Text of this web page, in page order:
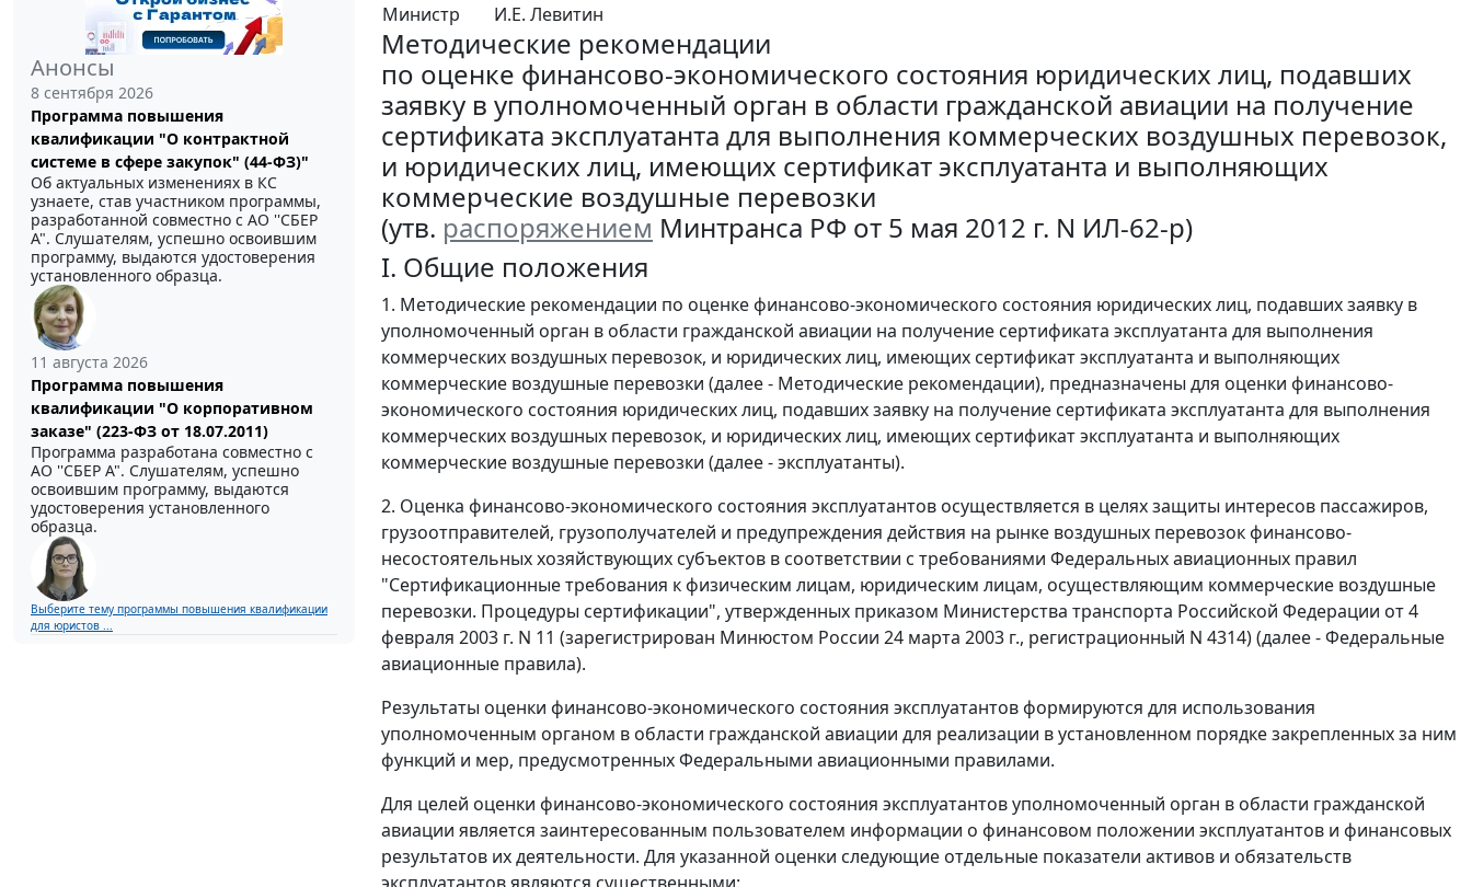
Анонсы
8 сентября 2026
Программа повышения
квалификации "О контрактной
системе в сфере закупок" (44-ФЗ)"
Об актуальных изменениях в КС
узнаете, став участником программы,
разработанной совместно с АО ''СБЕР
А". Слушателям, успешно освоившим
программу, выдаются удостоверения
установленного образца.
11 августа 2026
Программа повышения
квалификации "О корпоративном
заказе" (223-ФЗ от 18.07.2011)
Программа разработана совместно с
АО ''СБЕР А". Слушателям, успешно
освоившим программу, выдаются
удостоверения установленного
образца.
Выберите тему программы повышения квалификации
для юристов ...
Министр
И.Е. Левитин
Методические рекомендации
по оценке финансово-экономического состояния юридических лиц, подавших
заявку в уполномоченный орган в области гражданской авиации на получение
сертификата эксплуатанта для выполнения коммерческих воздушных перевозок,
и юридических лиц, имеющих сертификат эксплуатанта и выполняющих
коммерческие воздушные перевозки
(утв. распоряжением Минтранса РФ от 5 мая 2012 г. N ИЛ-62-р)
I. Общие положения
1. Методические рекомендации по оценке финансово-экономического состояния юридических лиц, подавших заявку в
уполномоченный орган в области гражданской авиации на получение сертификата эксплуатанта для выполнения
коммерческих воздушных перевозок, и юридических лиц, имеющих сертификат эксплуатанта и выполняющих
коммерческие воздушные перевозки (далее - Методические рекомендации), предназначены для оценки финансово-
экономического состояния юридических лиц, подавших заявку на получение сертификата эксплуатанта для выполнения
коммерческих воздушных перевозок, и юридических лиц, имеющих сертификат эксплуатанта и выполняющих
коммерческие воздушные перевозки (далее - эксплуатанты).
2. Оценка финансово-экономического состояния эксплуатантов осуществляется в целях защиты интересов пассажиров,
грузоотправителей, грузополучателей и предупреждения действия на рынке воздушных перевозок финансово-
несостоятельных хозяйствующих субъектов в соответствии с требованиями Федеральных авиационных правил
"Сертификационные требования к физическим лицам, юридическим лицам, осуществляющим коммерческие воздушные
перевозки. Процедуры сертификации", утвержденных приказом Министерства транспорта Российской Федерации от 4
февраля 2003 г. N 11 (зарегистрирован Минюстом России 24 марта 2003 г., регистрационный N 4314) (далее - Федеральные
авиационные правила).
Результаты оценки финансово-экономического состояния эксплуатантов формируются для использования
уполномоченным органом в области гражданской авиации для реализации в установленном порядке закрепленных за ним
функций и мер, предусмотренных Федеральными авиационными правилами.
Для целей оценки финансово-экономического состояния эксплуатантов уполномоченный орган в области гражданской
авиации является заинтересованным пользователем информации о финансовом положении эксплуатантов и финансовых
результатов их деятельности. Для указанной оценки следующие отдельные показатели активов и обязательств
эксплуатантов являются существенными: